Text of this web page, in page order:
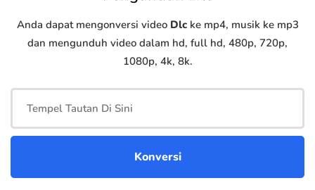
Anda dapat mengonversi video Dlcke mp4, musik ke mp3
dan mengunduh video dalam hd, full hd, 480p, 720p,
1080p, 4k, 8k.